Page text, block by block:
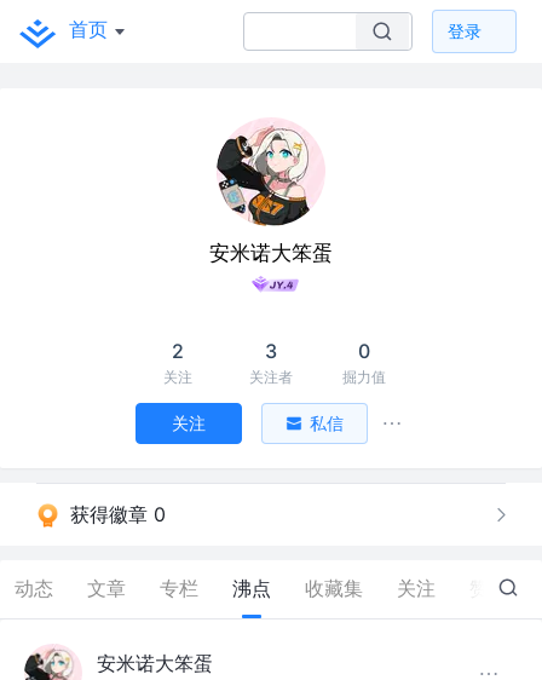
首页 登录
安米诺大笨蛋
2
关注
3
关注者
0
掘力值
关注 私信
获得徽章 0
动态 文章 专栏 沸点 收藏集 关注 1
安米诺大笨蛋